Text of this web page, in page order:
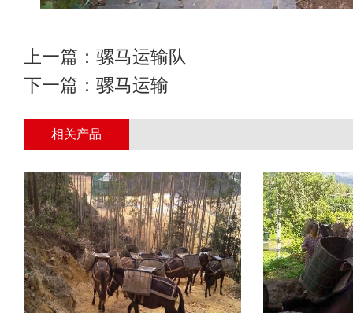
上一篇： 骡马运输队
下一篇： 骡马运输
相关产品